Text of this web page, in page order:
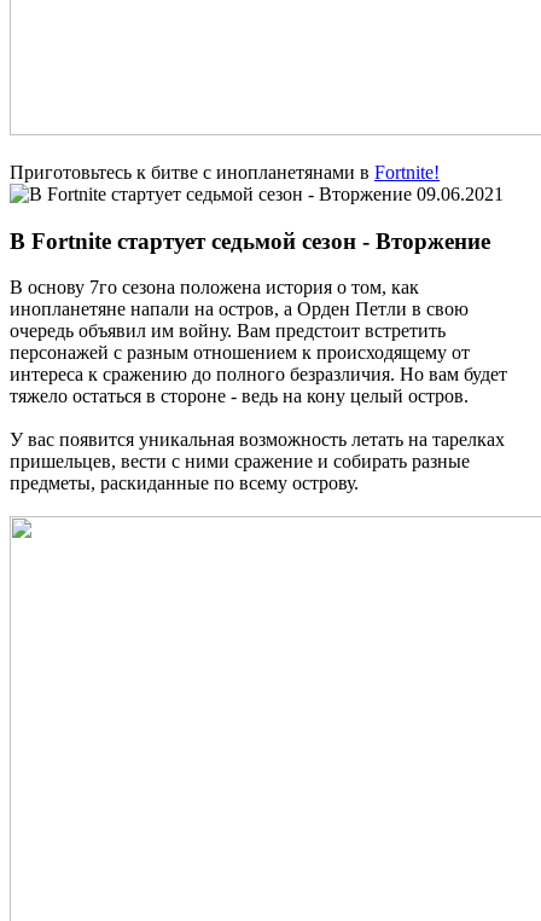
Приготовьтесь к битве с инопланетянами в Fortnite!
09.06.2021
В Fortnite стартует седьмой сезон - Вторжение
В основу 7го сезона положена история о том, как
инопланетяне напали на остров, а Орден Петли в свою
очередь объявил им войну. Вам предстоит встретить
персонажей с разным отношением к происходящему от
интереса к сражению до полного безразличия. Но вам будет
тяжело остаться в стороне - ведь на кону целый остров.
У вас появится уникальная возможность летать на тарелках
пришельцев, вести с ними сражение и собирать разные
предметы, раскиданные по всему острову.